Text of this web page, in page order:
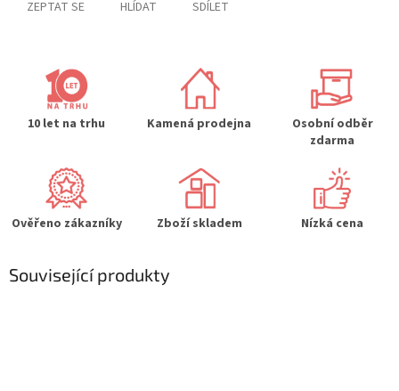
ZEPTAT SE HLÍDAT SDÍLET
10 let na trhu Kamená prodejna
Osobní odběr
zdarma
Ověřeno zákazníky Zboží skladem Nízká cena
Související produkty